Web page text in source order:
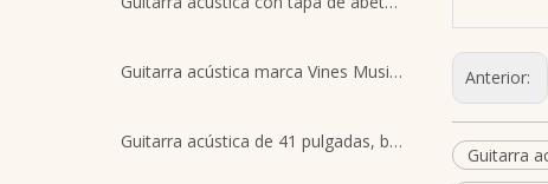
Guitarra acústica marca Vines Music Smiger, guitarra para principiantes de caoba de 41 pulgadas a la venta
Guitarra acústica de 41 pulgadas, barata, personalizable, al por mayor, de fábrica de China
Anterior:
Guitarra